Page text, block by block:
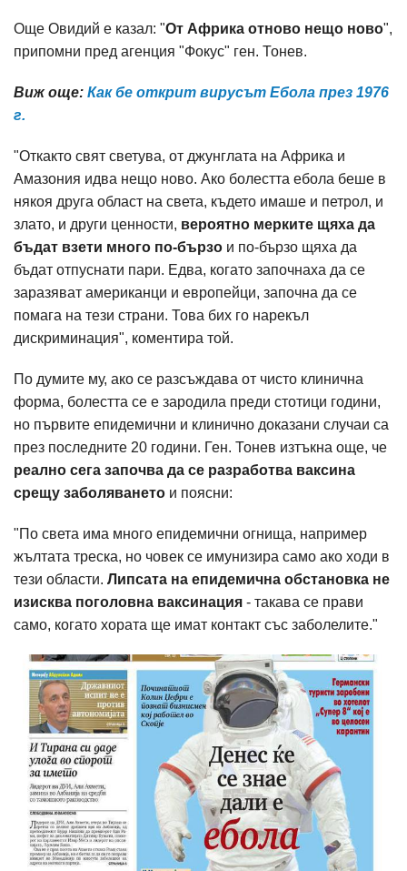
Още Овидий е казал: "От Африка отново нещо ново",
припомни пред агенция "Фокус" ген. Тонев.
Виж още: Как бе открит вирусът Ебола през 1976
г.
"Откакто свят светува, от джунглата на Африка и
Амазония идва нещо ново. Ако болестта ебола беше в
някоя друга област на света, където имаше и петрол, и
злато, и други ценности, вероятно мерките щяха да
бъдат взети много по-бързо и по-бързо щяха да
бъдат отпуснати пари. Едва, когато започнаха да се
заразяват американци и европейци, започна да се
помага на тези страни. Това бих го нарекъл
дискриминация", коментира той.
По думите му, ако се разсъждава от чисто клинична
форма, болестта се е зародила преди стотици години,
но първите епидемични и клинично доказани случаи са
през последните 20 години. Ген. Тонев изтъкна oщe, че
реално сега започва да се разработва ваксина
срещу заболяването и поясни:
"По света има много епидемични огнища, например
жълтата треска, но човек се имунизира само ако ходи в
тези области. Липсата на епидемична обстановка не
изисква поголовна ваксинация - такава се прави
само, когато хората ще имат контакт със заболелите."